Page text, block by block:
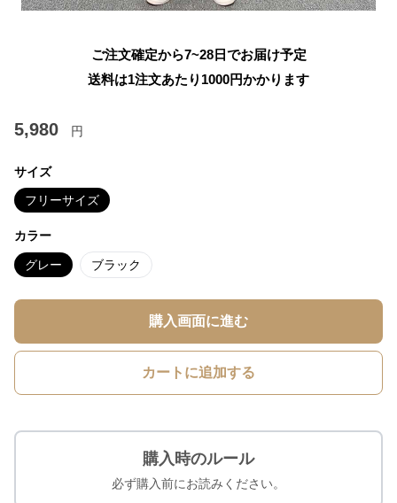
ご注文確定から7~28日でお届け予定
送料は1注文あたり 1000円かかります
5,980 円
サイズ
フリーサイズ
カラー
グレー ブラック
購入画面に進む
カートに追加する
購入時のルール
必ず購入前にお読みください。